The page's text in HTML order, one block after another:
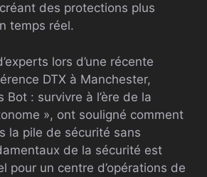
des protections plus
temps réel.
lors d’une récente
DTX à Manchester,
Bot : survivre à l’ère de la
», ont souligné comment
la pile de sécurité sans
de la sécurité est
pour un centre d’opérations de